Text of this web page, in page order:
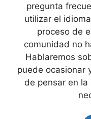
pregunta
utilizar el
proceso de
comunidad no
Hablaremos
puede ocasionar
de pensar en